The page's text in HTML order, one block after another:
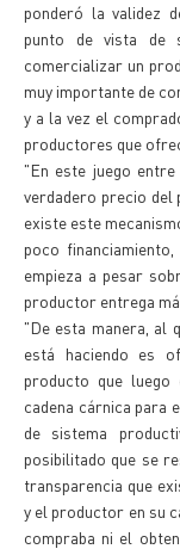
ponderó la validez
punto de vista de
comercializar un
muy importante de
y a la vez el
productores que
"En este juego
verdadero precio del
existe este
poco
empieza a pesar
productor entrega
"De esta manera, al
está haciendo es
producto que
cadena cárnica para
de sistema
posibilitado que se
transparencia que
y el productor en su
compraba ni el